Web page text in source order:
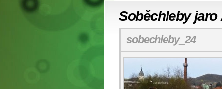
Soběchleby jaro
sobechleby_24